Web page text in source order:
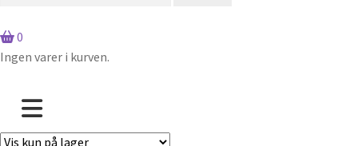
0
Ingen varer i kurven.